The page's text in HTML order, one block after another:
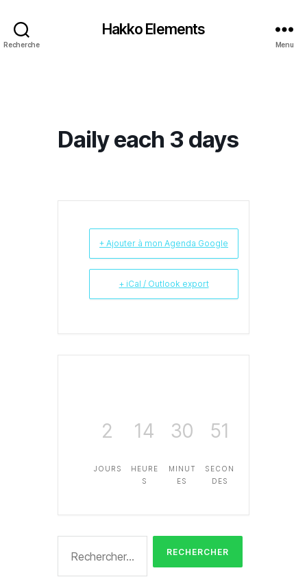
Recherche
Hakko Elements
Menu
Daily each 3 days
+ Ajouter à mon Agenda Google
+ iCal / Outlook export
2
JOURS
14
HEURE
S
30
MINUT
ES
51
SECON
DES